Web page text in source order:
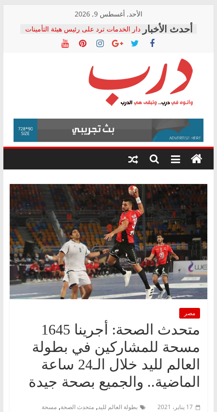
content
الأحد, أغسطس 9, 2026
المجلس القومي لحقوق الإنسان يعلن
متابعة قضية الدكتور محمد زهران.. ويؤكد:
قرينة البراءة وضمانات المحاكمة العادلة
حق أصيل
بعد مؤتمره الصحفي: إنكار الأزمة لا ينهي
معاناة أصحاب المعاشات.. ونطالب بكشف
الشركة المنفذة
فرحات سليمان يكتب: القطاع الصحي إلى
أين؟
في الصحة” بالإسكندرية لرصد الانتهاكات
ودعم المرضى
صور .. اعتماد الرسومات النهائية للقرار
الوزاري لمدينة الصحفيين.. وانتهاء أعمال
إنشاء المبنى الإداري
درب
وأتوه
درب..
وتبقى
هي
مصر
متحدث الصحة: أجرينا 1645
مسحة للمشاركين في بطولة
العالم لليد خلال الـ24 ساعة
الماضية.. والجميع بصحة جيدة
17 يناير، 2021 بطولة العالم لليد, متحدث الصحة, مسحة